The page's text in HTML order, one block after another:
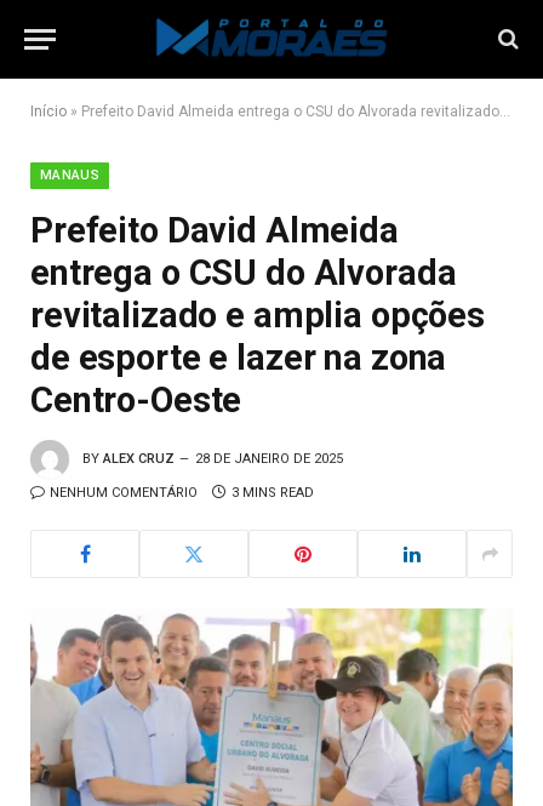
Início » Prefeito David Almeida entrega o CSU do Alvorada revitalizado e amplia opções de esporte e lazer na zona Centro-Oeste
MANAUS
Prefeito David Almeida
entrega o CSU do Alvorada
revitalizado e amplia opções
de esporte e lazer na zona
Centro-Oeste
BY ALEX CRUZ 28 DE JANEIRO DE 2025
NENHUM COMENTÁRIO 3 MINS READ